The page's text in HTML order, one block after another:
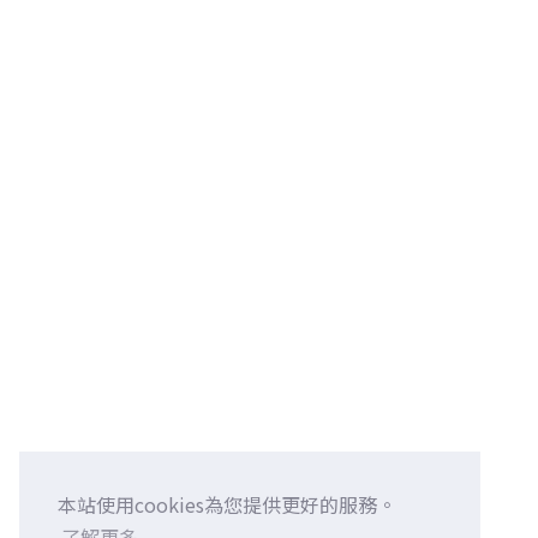
本站使用cookies為您提供更好的服務。